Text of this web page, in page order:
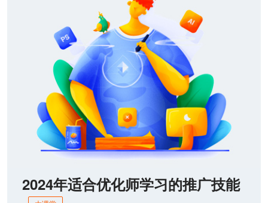
2024年适合优化师学习的推广技能